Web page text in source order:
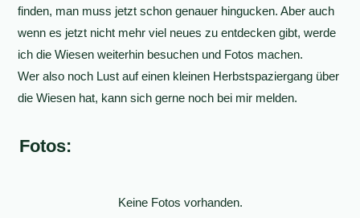
finden, man muss jetzt schon genauer hingucken. Aber auch
wenn es jetzt nicht mehr viel neues zu entdecken gibt, werde
ich die Wiesen weiterhin besuchen und Fotos machen.
Wer also noch Lust auf einen kleinen Herbstspaziergang über
die Wiesen hat, kann sich gerne noch bei mir melden.
Fotos:
Keine Fotos vorhanden.